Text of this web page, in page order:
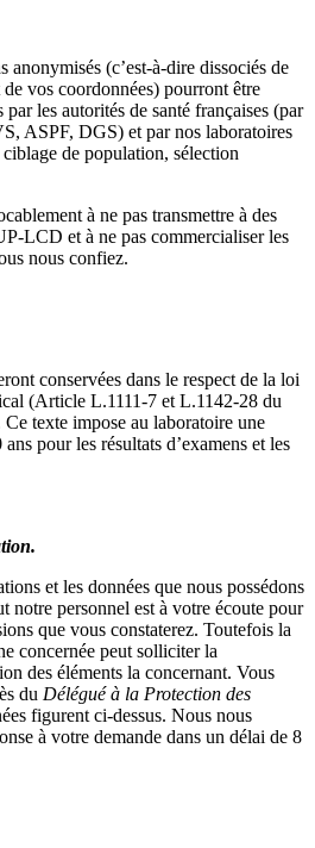
anonymisés (c’est-à-dire dissociés de
vos coordonnées) pourront être
les autorités de santé françaises (par
ASPF, DGS) et par nos laboratoires
de population, sélection
à ne pas transmettre à des
LCD et à ne pas commercialiser les
nous confiez.
conservées dans le respect de la loi
(Article L.1111-7 et L.1142-28 du
texte impose au laboratoire une
pour les résultats d’examens et les
et les données que nous possédons
notre personnel est à votre écoute pour
que vous constaterez. Toutefois la
concernée peut solliciter la
des éléments la concernant. Vous
du Délégué à la Protection des
figurent ci-dessus. Nous nous
à votre demande dans un délai de 8